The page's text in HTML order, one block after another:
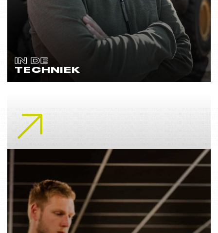
IN DE
TECHNIEK